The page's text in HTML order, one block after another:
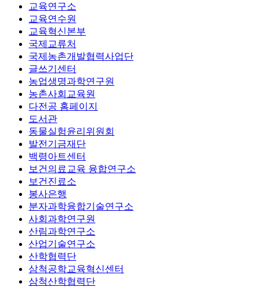
교육연구소
교육연수원
교육혁신본부
국제교류처
국제농촌개발협력사업단
글쓰기센터
농업생명과학연구원
농촌사회교육원
다전공 홈페이지
도서관
동물실험윤리위원회
발전기금재단
백령아트센터
보건의료교육 융합연구소
보건진료소
봉사은행
분자과학융합기술연구소
사회과학연구원
산림과학연구소
산업기술연구소
산학협력단
삼척공학교육혁신센터
삼척산학협력단